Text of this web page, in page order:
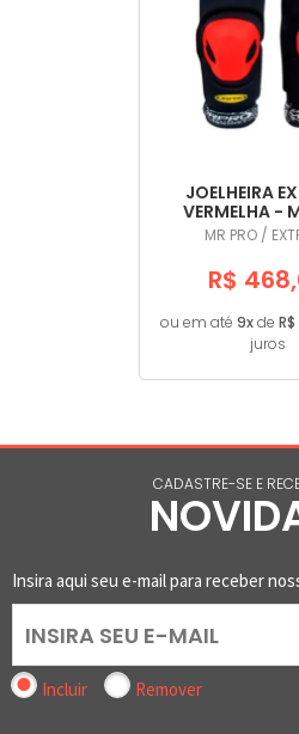
JOELHEIRA
VERMELHA -
MR PRO /
R$
ou em até 9xde
juros
CADASTRE-SE E
Insira aqui seu e-mail para receber
Incluir Remover